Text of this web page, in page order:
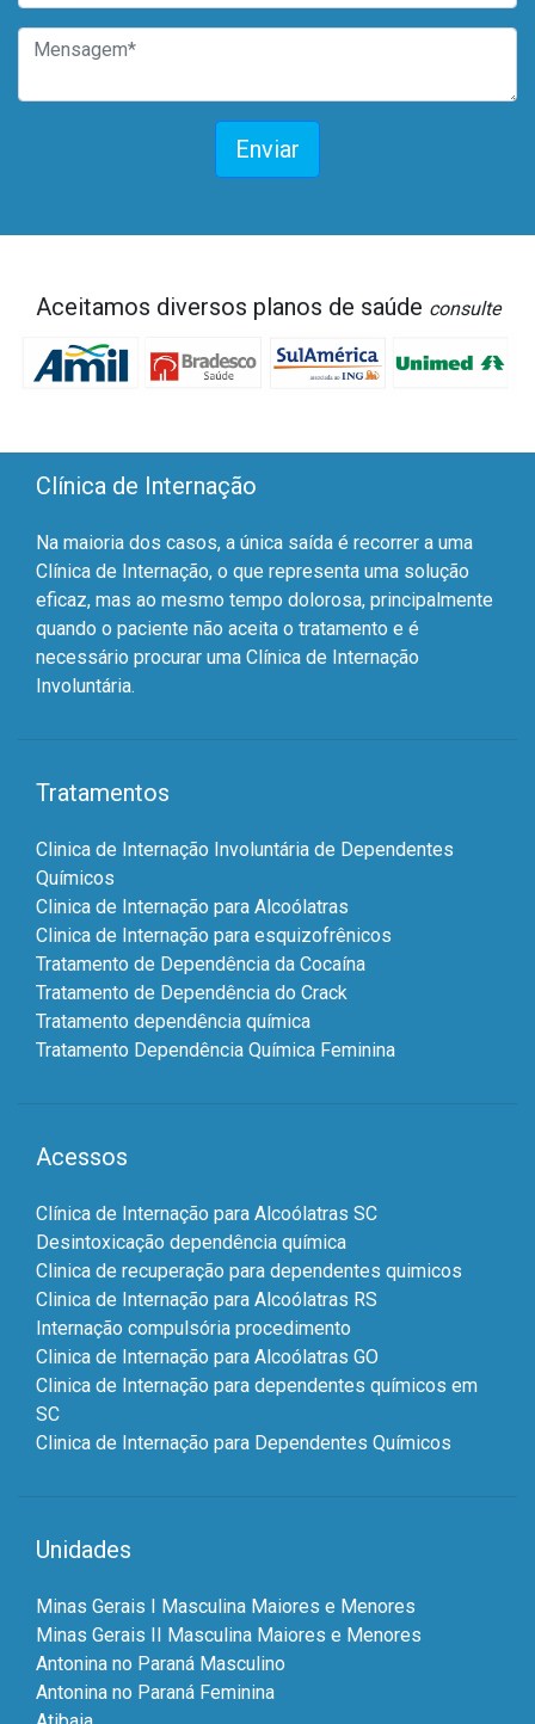
Enviar
Aceitamos diversos planos de saúde consulte
Clínica de Internação
Na maioria dos casos, a única saída é recorrer a uma
Clínica de Internação, o que representa uma solução
eficaz, mas ao mesmo tempo dolorosa, principalmente
quando o paciente não aceita o tratamento e é
necessário procurar uma Clínica de Internação
Involuntária.
Tratamentos
Clinica de Internação Involuntária de Dependentes
Químicos
Clinica de Internação para Alcoólatras
Clinica de Internação para esquizofrênicos
Tratamento de Dependência da Cocaína
Tratamento de Dependência do Crack
Tratamento dependência química
Tratamento Dependência Química Feminina
Acessos
Clínica de Internação para Alcoólatras SC
Desintoxicação dependência química
Clinica de recuperação para dependentes quimicos
Clinica de Internação para Alcoólatras RS
Internação compulsória procedimento
Clinica de Internação para Alcoólatras GO
Clinica de Internação para dependentes químicos em
SC
Clinica de Internação para Dependentes Químicos
Unidades
Minas Gerais I Masculina Maiores e Menores
Minas Gerais II Masculina Maiores e Menores
Antonina no Paraná Masculino
Antonina no Paraná Feminina